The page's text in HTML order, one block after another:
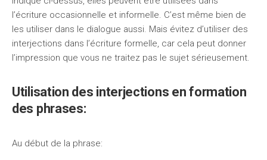
l’écriture occasionnelle et informelle. C’est même bien de
les utiliser dans le dialogue aussi. Mais évitez d’utiliser des
interjections dans l’écriture formelle, car cela peut donner
l’impression que vous ne traitez pas le sujet sérieusement.
Utilisation des interjections en formation
des phrases:
Au début de la phrase: